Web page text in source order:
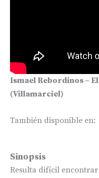
Ismael Rebordinos –
(Villamarciel)
También disponible en:
Sinopsis
Resulta difícil